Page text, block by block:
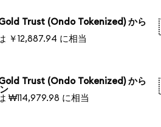
Trust (Ondo Tokenized) から
￥12,887.94 に相当
Trust (Ondo Tokenized) から
₩114,979.98 に相当